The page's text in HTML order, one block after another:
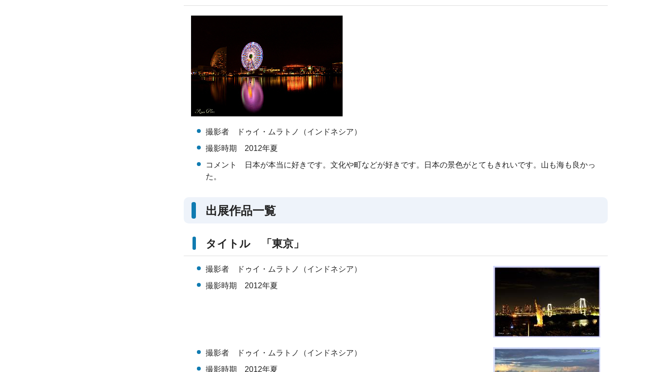
撮影者 ドゥイ・ムラトノ（インドネシア）
撮影時期 2012年夏
コメント 日本が本当に好きです。文化や町などが好きです。日本の景色がとてもきれいです。山も海も良かっ
た。
出展作品一覧
タイトル 「東京」
撮影者 ドゥイ・ムラトノ（インドネシア）
撮影時期 2012年夏
撮影者 ドゥイ・ムラトノ（インドネシア）
撮影時期 2012年夏